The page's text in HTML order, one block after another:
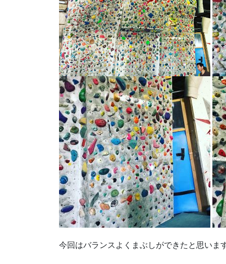
今回はバランスよくまぶしができたと思いま